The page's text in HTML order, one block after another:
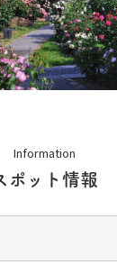
Information
ポット情報